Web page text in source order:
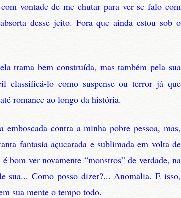
vontade de me chutar para ver se falo com
desse jeito. Fora que ainda estou sob o
trama bem construída, mas também pela sua
classificá-lo como suspense ou terror já que
romance ao longo da história.
contra a minha pobre pessoa, mas,
fantasia açucarada e sublimada em volta de
bom ver novamente “monstros” de verdade, na
sua... Como posso dizer?... Anomalia. E isso,
sua mente o tempo todo.